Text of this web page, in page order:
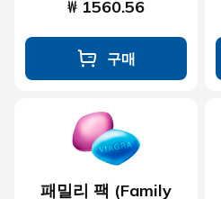
₩ 1560.56
구매
패밀리 팩 (Family